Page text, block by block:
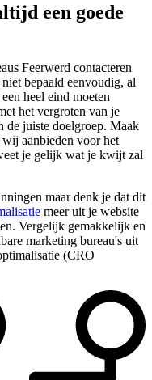
een goede
Feerwerd contacteren
bepaald eenvoudig, al
heel eind moeten
het vergroten van je
de juiste doelgroep. Maak
aanbieden voor het
je gelijk wat je kwijt zal
maar denk je dat dit
meer uit je website
Vergelijk gemakkelijk en
marketing bureau's uit
(CRO